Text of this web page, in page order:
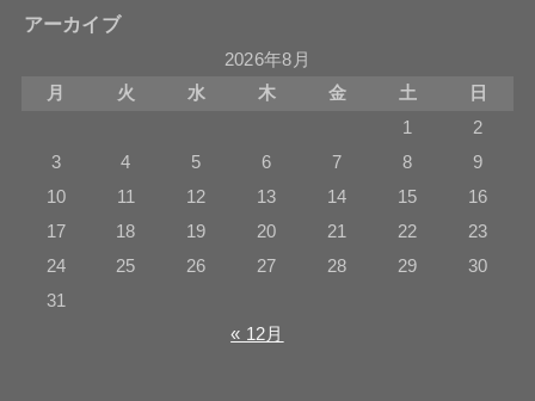
アーカイブ
2026年8月
月
火 水 木 金 土
日
1
2
3
4 5 6 7 8
9
10
11 12 13 14 15
16
17
18 19 20 21 22
23
24
25 26 27 28 29
30
31
« 12月